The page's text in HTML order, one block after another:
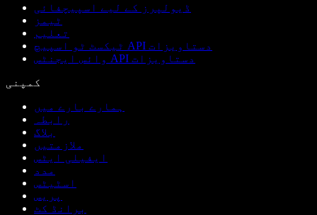
ڈیولپرز کے لیے اسپیچفائی
ٹیمز
تعلیم
ٹیکسٹ ٹو اسپیچ API دستاویزات
وائس ایجنٹس API دستاویزات
کمپنی
ہمارے بارے میں
رابطہ
بلاگ
ملازمتیں
ایفیلی ایٹس
مدد
اسٹیٹس
پریس
برانڈ کٹ